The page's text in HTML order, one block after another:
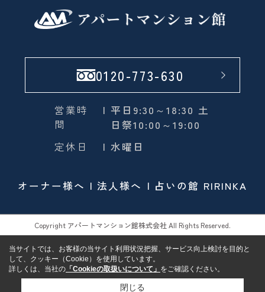
0120-773-630
営業時
間
| 平日9:30～18:30 土
日祭10:00～19:00
定休日
| 水曜日
オーナー様へ 法人様へ 占いの館 RIRINKA
Copyright アパートマンション館株式会社 All Rights Reserved.
当サイトでは、お客様の当サイト利用状況把握、サービス向上検討を目的と
して、クッキー（Cookie）を使用しています。
詳しくは、当社の 「Cookieの取扱いについて」 をご確認ください。
閉じる